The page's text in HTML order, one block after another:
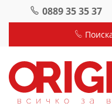
0889 35 35 37